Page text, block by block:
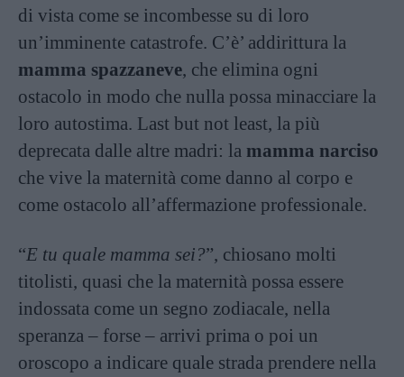
di vista come se incombesse su di loro
un’imminente catastrofe. C’è’ addirittura la
mamma spazzaneve, che elimina ogni
ostacolo in modo che nulla possa minacciare la
loro autostima. Last but not least, la più
deprecata dalle altre madri: la mamma narciso
che vive la maternità come danno al corpo e
come ostacolo all’affermazione professionale.
“E tu quale mamma sei?”, chiosano molti
titolisti, quasi che la maternità possa essere
indossata come un segno zodiacale, nella
speranza – forse – arrivi prima o poi un
oroscopo a indicare quale strada prendere nella